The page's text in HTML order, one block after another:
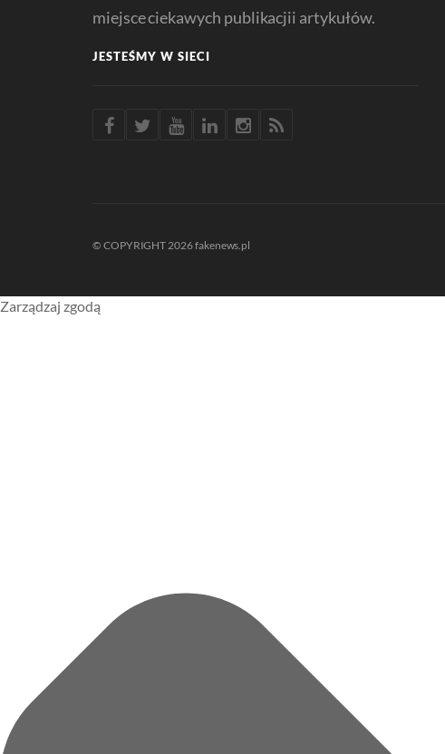
miejsce ciekawych publikacjii artykułów.
JESTEŚMY W SIECI
© COPYRIGHT 2026 fakenews.pl
Zarządzaj zgodą